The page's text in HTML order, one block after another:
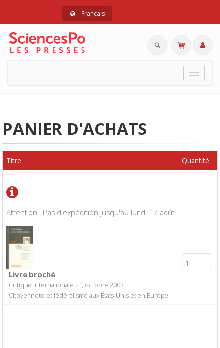
Français
Toggle
PANIER D'ACHATS
Attention ! Pas d'expédition jusqu'au lundi 17 août
Titre Quantité
Livre broché
Critique internationale 21, octobre 2003
Citoyenneté et fédéralisme aux États-Unis et en Europe